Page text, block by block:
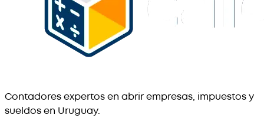
Contadores expertos en abrir empresas, impuestos y
sueldos en Uruguay.